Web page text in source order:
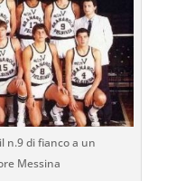
n.9 di fianco a un
Messina